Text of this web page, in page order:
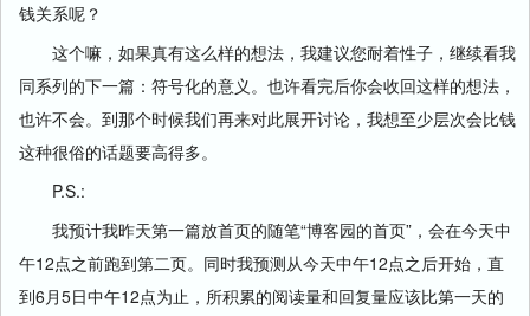
钱关系呢？
这个嘛，如果真有这么样的想法，我建议您耐着性子，继续看我
同系列的下一篇：符号化的意义。也许看完后你会收回这样的想法，
也许不会。到那个时候我们再来对此展开讨论，我想至少层次会比钱
这种很俗的话题要高得多。
P.S.:
我预计我昨天第一篇放首页的随笔“博客园的首页”，会在今天中
午12点之前跑到第二页。同时我预测从今天中午12点之后开始，直
到6月5日中午12点为止，所积累的阅读量和回复量应该比第一天的